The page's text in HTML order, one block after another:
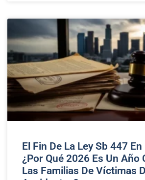
El Fin De La Ley Sb 447
¿Por Qué 2026 Es Un Año
Las Familias De Víctimas